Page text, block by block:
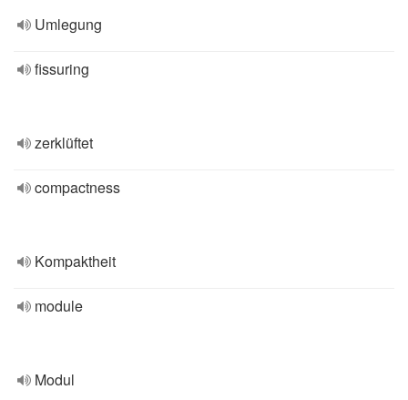
Umlegung
fissuring
zerklüftet
compactness
Kompaktheit
module
Modul